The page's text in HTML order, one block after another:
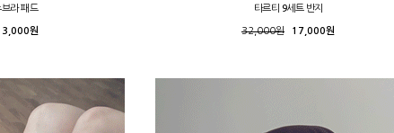
라 패드
원
타르티 9세트 반지
32,000원 17,000원